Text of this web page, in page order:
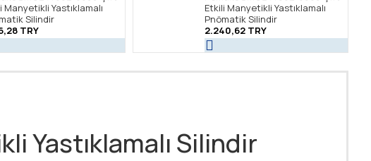
Manyetikli Yastıklamalı
Silindir
TRY
Etkili Manyetikli Yastıklamalı
Pnömatik Silindir
2.240,62 TRY
Yastıklamalı Silindir